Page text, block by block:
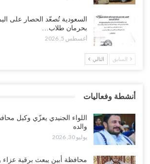
وسط معركة سعودية لإسقاط آخر معاقل الزبيدي..
الوطن” تبدأ الانتشار..!
أغسطس 5, 2026
خلافات الرواتب تشعل مواجهة داخل معسكر
تعميد الشهادات يشعل غضباً واسعاً..!
أغسطس 5, 2026
ملفات المال والنفط..!
السعودية تُصعّد الحصار على
بحرمان طلاب…
أغسطس 5, 2026
السابق التالي
أنشطة وفعاليات
اللواء الجنيدي يعزّي وكيل
والده
يوليو 30, 2026
محافظة أبين يبعث برقية عزاء